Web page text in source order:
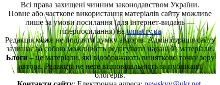
Всі права захищені чинним законодавством України.
Повне або часткове використання матеріалів сайту можливе
лише за умови посилання (для інтернет-видань —
гіперпосилання) наtomat.rv.ua
Редакція може не поділяти думку авторів. Адміністрація сайту
залишає за собою можливість редагувати надані їй матеріали.
Блоги– це матеріали, які відображають винятково точку зору
автора. Редакція не несе відповідальність за публікації
блогерів.